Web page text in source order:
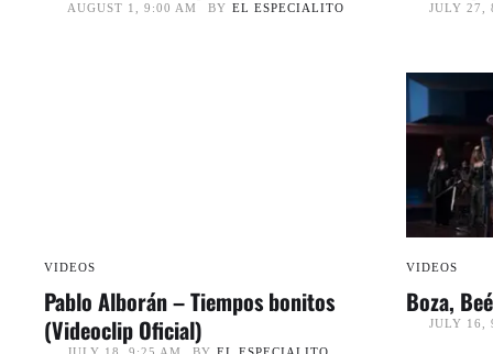
Video)
AUGUST 1, 9:00 AM BY EL ESPECIALITO
Oficial) |
JULY 27,
VIDEOS
Pablo Alborán – Tiempos bonitos
(Videoclip Oficial)
BY EL ESPECIALITO
VIDEOS
Boza,
JULY 16,